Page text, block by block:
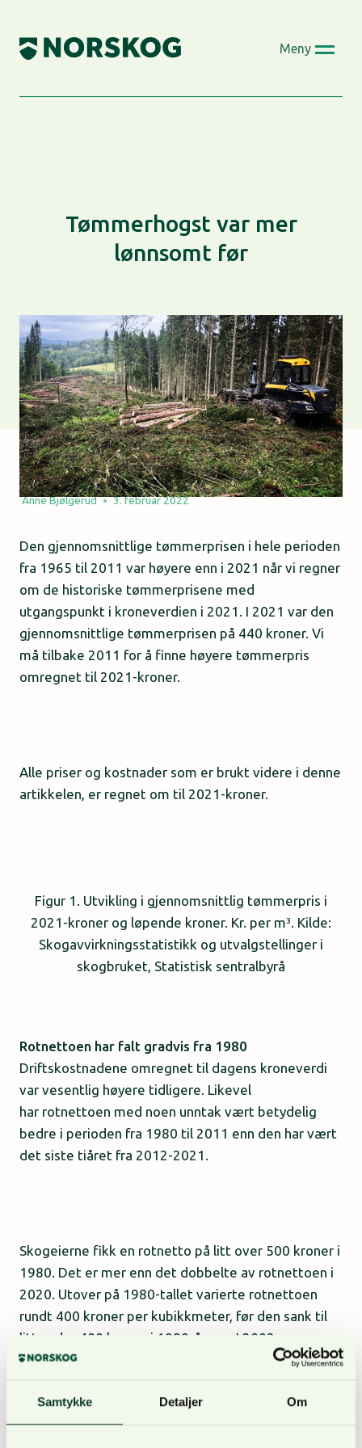
Samtykke Detaljer Om
content
Meny
Tømmerhogst var mer
lønnsomt før
Anne Bjølgerud 3. februar 2022
Den gjennomsnittlige tømmerprisen i hele perioden
fra 1965 til 2011 var høyere enn i 2021 når vi regner
om de historiske tømmerprisene med
utgangspunkt i kroneverdien i 2021. I 2021 var den
gjennomsnittlige tømmerprisen på 440 kroner. Vi
må tilbake 2011 for å finne høyere tømmerpris
omregnet til 2021-kroner.
Alle priser og kostnader som er brukt videre i denne
artikkelen, er regnet om til 2021-kroner.
Figur 1. Utvikling i gjennomsnittlig tømmerpris i
2021-kroner og løpende kroner. Kr. per m³. Kilde:
Skogavvirkningsstatistikk og utvalgstellinger i
skogbruket, Statistisk sentralbyrå
Rotnettoen har falt gradvis fra 1980
Driftskostnadene omregnet til dagens kroneverdi
var vesentlig høyere tidligere. Likevel
har rotnettoen med noen unntak vært betydelig
bedre i perioden fra 1980 til 2011 enn den har vært
det siste tiåret fra 2012-2021.
Skogeierne fikk en rotnetto på litt over 500 kroner i
1980. Det er mer enn det dobbelte av rotnettoen i
2020. Utover på 1980-tallet varierte rotnettoen
rundt 400 kroner per kubikkmeter, før den sank til
litt under 400 kroner i 1990-årene. I 2003, som var
et foreløpig bunnår i skogbruket, var rotnettoen i
gjennomsnitt 271 kroner før den økte til 350 kroner
i 2007. Deretter har den falt, og i 2020 var
rotnettoen 221 kroner. I 2021 økte tømmerprisen